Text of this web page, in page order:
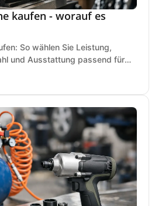
kaufen - worauf es
So wählen Sie Leistung,
und Ausstattung passend für